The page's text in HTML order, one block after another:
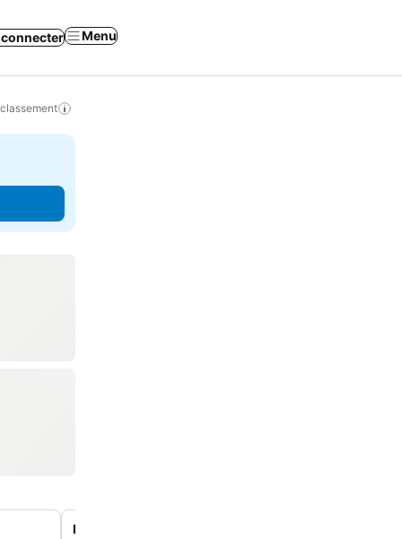
connecter Menu
Installations de réunion dédiées